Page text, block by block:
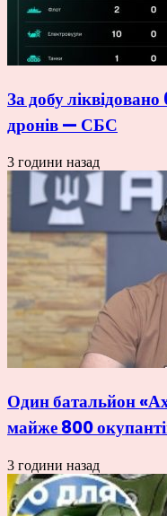
За добу
дронів — СБС
3 години назад
Один батальйон
майже 800
3 години назад